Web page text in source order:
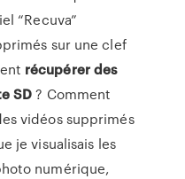
“Recuva”
sur une clef
récupérerdes
SD? Comment
vidéos supprimés
je visualisais les
numérique,